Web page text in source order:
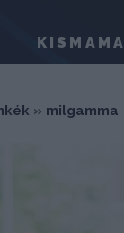
KISMAMA
» milgamma